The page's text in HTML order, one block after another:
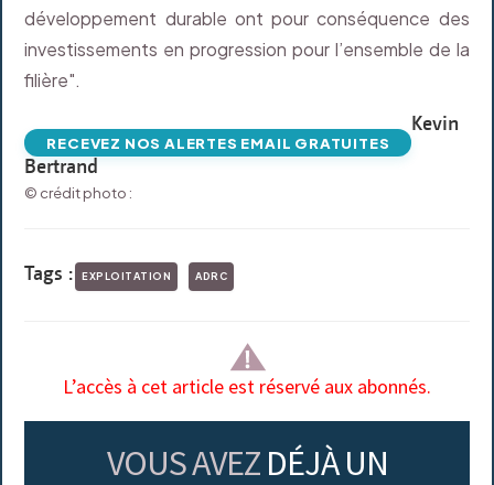
développement durable ont pour conséquence des
investissements en progression pour l’ensemble de la
filière".
RECEVEZ NOS ALERTES EMAIL GRATUITES
Kevin
Bertrand
© crédit photo :
Tags : EXPLOITATION ADRC
L’accès à cet article est réservé aux abonnés.
VOUS AVEZ DÉJÀ UN